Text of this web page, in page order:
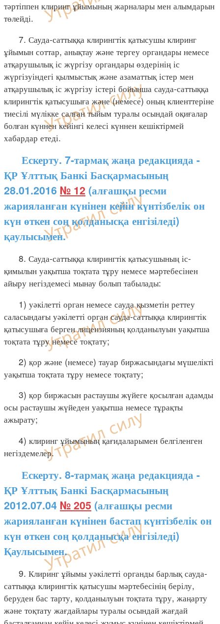
тәртіппен клиринг ұйымының жарналары мен алымдарын
төлейді.
7. Сауда-саттыққа клирингтік қатысушы клиринг
ұйымын соттар, анықтау және тергеу органдары немесе
атқарушылық іс жүргізу органдары өздерінің іс
жүргізуіндегі қылмыстық және азаматтық істер мен
атқарушылық іс жүргізу істері бойынша сауда-саттыққа
клирингтік қатысушыға және (немесе) оның клиенттеріне
тиесілі мүлікке салған тыйым туралы осындай оқиғалар
болған күннен кейінгі келесі күннен кешіктірмей
хабардар етеді.
Ескерту. 7-тармақ жаңа редакцияда -
ҚР Ұлттық Банкі Басқармасының
28.01.2016 № 12 (алғашқы ресми
жарияланған күнінен кейін күнтізбелік он
күн өткен соң қолданысқа енгізіледі)
қаулысымен.
8. Сауда-саттыққа клирингтік қатысушының іс-
қимылын уақытша тоқтата тұру немесе мәртебесінен
айыру негіздемесі мынау болып табылады:
1) уәкілетті орган немесе сауда қызметін реттеу
саласындағы уәкілетті орган сауда-саттыққа клирингтік
қатысушыға берген лицензияның қолданылуын уақытша
тоқтата тұру немесе тоқтату;
2) қор және (немесе) тауар биржасындағы мүшелікті
уақытша тоқтата тұру немесе тоқтату;
3) қор биржасын растаушы жүйеге қосылған адамды
осы растаушы жүйеден уақытша немесе тұрақты
ажырату;
4) клиринг ұйымының қағидаларымен белгіленген
негіздемелер.
Ескерту. 8-тармақ жаңа редакцияда -
ҚР Ұлттық Банкі Басқармасының
2012.07.04 № 205 (алғашқы ресми
жарияланған күнінен бастап күнтізбелік он
күн өткен соң қолданысқа енгізіледі)
Қаулысымен.
9. Клиринг ұйымы уәкілетті органды барлық сауда-
саттыққа клирингтік қатысушы мәртебесінің берілу,
беруден бас тарту, қолданылуын тоқтата тұру, жаңарту
және тоқтату жағдайлары туралы осындай жағдай